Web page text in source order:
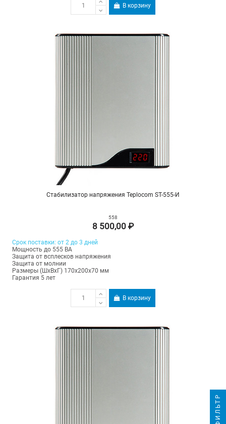
В корзину
Стабилизатор напряжения Teplocom ST-555-И
558
8 500,00 ₽
Срок поставки: от 2 до 3 дней
Мощность до 555 ВА
Защита от всплесков напряжения
Защита от молнии
Размеры (ШхВхГ) 170х200х70 мм
Гарантия 5 лет
В корзину
ФИЛЬТР